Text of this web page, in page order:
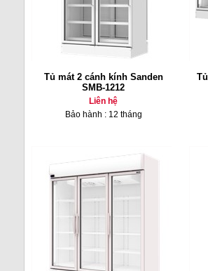
Tủ mát 2 cánh kính Sanden
SMB-1212
Liên hệ
Bảo hành : 12 tháng